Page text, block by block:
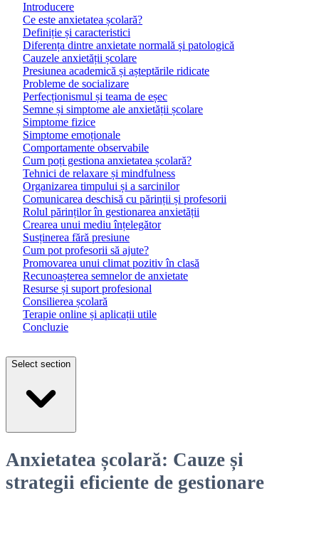
Introducere
Ce este anxietatea școlară?
Definiție și caracteristici
Diferența dintre anxietate normală și patologică
Cauzele anxietății școlare
Presiunea academică și așteptările ridicate
Probleme de socializare
Perfecționismul și teama de eșec
Semne și simptome ale anxietății școlare
Simptome fizice
Simptome emoționale
Comportamente observabile
Cum poți gestiona anxietatea școlară?
Tehnici de relaxare și mindfulness
Organizarea timpului și a sarcinilor
Comunicarea deschisă cu părinții și profesorii
Rolul părinților în gestionarea anxietății
Crearea unui mediu înțelegător
Susținerea fără presiune
Cum pot profesorii să ajute?
Promovarea unui climat pozitiv în clasă
Recunoașterea semnelor de anxietate
Resurse și suport profesional
Consilierea școlară
Terapie online și aplicații utile
Concluzie
Select section
Anxietatea școlară: Cauze și
strategii eficiente de gestionare